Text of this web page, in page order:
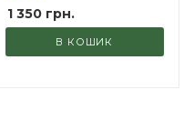
1 350грн.
В КОШИК